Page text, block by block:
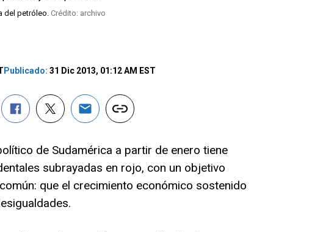
del petróleo. Crédito: archivo
Publicado: 31 Dic 2013, 01:12 AM EST
de Sudamérica a partir de enero tiene
subrayadas en rojo, con un objetivo
que el crecimiento económico sostenido